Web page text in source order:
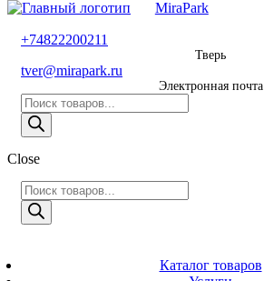
MiraPark
бесплатный
+74822200211
Электронная
MiraPark
+74822200211
Тверь
tver@mirapark.ru
Электронная почта
Поиск
товаров
Close
Поиск
товаров
Каталог товаров